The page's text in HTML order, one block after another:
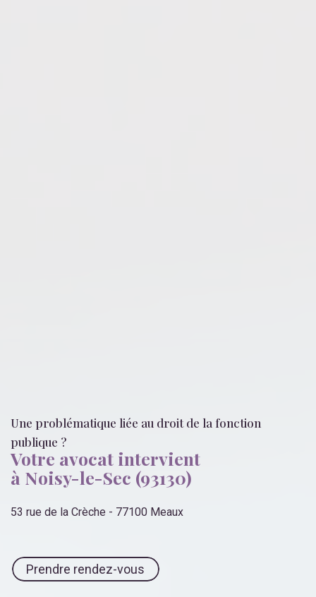
Une problématique liée au droit de la fonction
publique ?
Votre avocat intervient
à Noisy-le-Sec (93130)
53 rue de la Crèche - 77100 Meaux
Prendre rendez-vous